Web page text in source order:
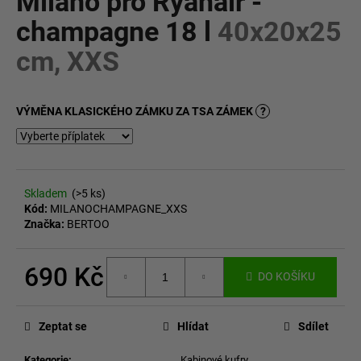
hvězdiček.
champagne 18 l 40x20x25
cm, XXS
VÝMĚNA KLASICKÉHO ZÁMKU ZA TSA ZÁMEK ?
Skladem (>5 ks)
Kód: MILANOCHAMPAGNE_XXS
Značka: BERTOO
690 Kč DO KOŠÍKU
Zeptat se Hlídat Sdílet
j
e
m